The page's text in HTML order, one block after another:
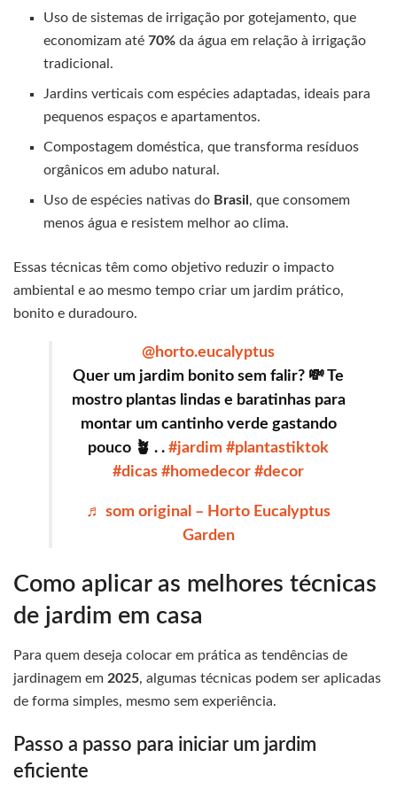
Uso de sistemas de irrigação por gotejamento, que
economizam até70% da água em relação à irrigação
tradicional.
Jardins verticais com espécies adaptadas, ideais para
pequenos espaços e apartamentos.
Compostagem doméstica, que transforma resíduos
orgânicos em adubo natural.
Uso de espécies nativas do Brasil , que consomem
menos água e resistem melhor ao clima.
Essas técnicas têm como objetivo reduzir o impacto
ambiental e ao mesmo tempo criar um jardim prático,
bonito e duradouro.
@horto.eucalyptus
Quer um jardim bonito sem falir? 💸 Te
mostro plantas lindas e baratinhas para
montar um cantinho verde gastando
pouco 🪴 . . #jardim #plantastiktok
#dicas #homedecor #decor
♬ som original – Horto Eucalyptus
Garden
Como aplicar as melhores técnicas
de jardim em casa
Para quem deseja colocar em prática as tendências de
jardinagem em 2025, algumas técnicas podem ser aplicadas
de forma simples, mesmo sem experiência.
Passo a passo para iniciar um jardim
eficiente